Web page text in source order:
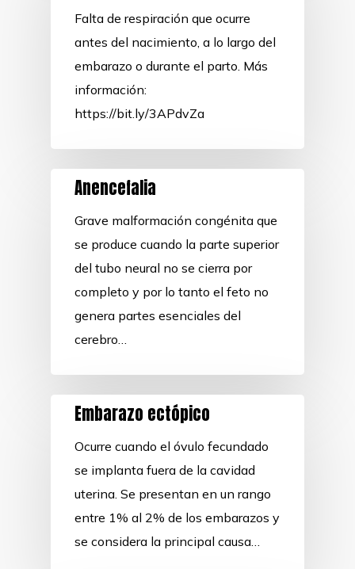
Falta de respiración que ocurre
antes del nacimiento, a lo largo del
embarazo o durante el parto. Más
información:
https://bit.ly/3APdvZa
Anencefalia
Grave malformación congénita que
se produce cuando la parte superior
del tubo neural no se cierra por
completo y por lo tanto el feto no
genera partes esenciales del
cerebro…
Embarazo ectópico
Ocurre cuando el óvulo fecundado
se implanta fuera de la cavidad
uterina. Se presentan en un rango
entre 1% al 2% de los embarazos y
se considera la principal causa…